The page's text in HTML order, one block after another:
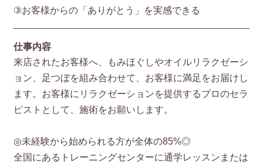
③お客様からの「ありがとう」を実感できる
仕事内容
来店されたお客様へ、もみほぐしやオイルリラクゼーシ
ョン、足つぼを組み合わせて、お客様に満足をお届けし
ます。お客様にリラクゼーションを提供するプロのセラ
ピストとして、施術をお願いします。
◎未経験から始められる方が全体の85%◎
全国にあるトレーニングセンターに通学レッスンまたは